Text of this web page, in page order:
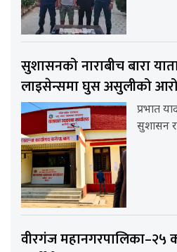
सुशासनको नाराबीच बारा
लाइसेन्समा घुस असुलीको
प्रभात
सुशासन र
वीरगंज महानगरपालिका–२५